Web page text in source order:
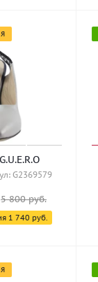
Босоножки G.U.E.R.O
G2369579
5 800руб.
1 740 руб.